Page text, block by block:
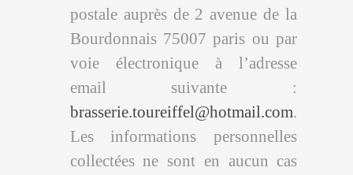
postale auprès de 2 avenue de la
Bourdonnais 75007 paris ou par
voie électronique à l’adresse
email suivante :
brasserie.toureiffel@hotmail.com.
Les informations personnelles
collectées ne sont en aucun cas